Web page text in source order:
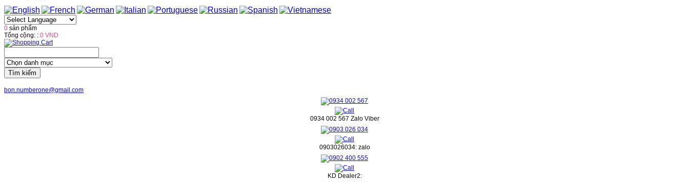
0 sản phẩm
Tổng cộng: : 0 VND
Tìm kiếm
bon.numberone@gmail.com
0934 002 567 Zalo Viber
0903026034: zalo
KD Dealer2: